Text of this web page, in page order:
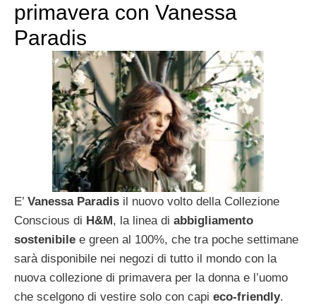
primavera con Vanessa
Paradis
E’ Vanessa Paradis il nuovo volto della Collezione
Conscious di H&M , la linea di abbigliamento
sostenibile e green al 100%, che tra poche settimane
sarà disponibile nei negozi di tutto il mondo con la
nuova collezione di primavera per la donna e l’uomo
che scelgono di vestire solo con capi eco-friendly.